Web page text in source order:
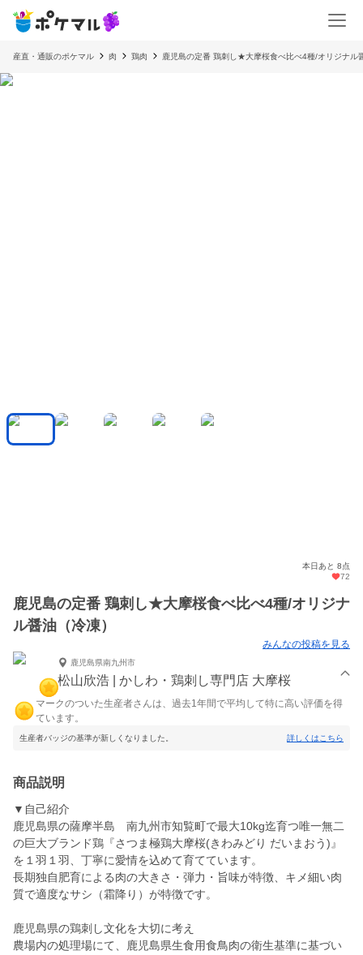
産直・通販のポケマル 肉 鶏肉 鹿児島の定番 鶏刺し★大摩桜食べ比べ4種/オリジナル
本日あと 8点
72
鹿児島の定番 鶏刺し★大摩桜食べ比べ4種/オリジナ
ル醤油（冷凍）
みんなの投稿を見る
鹿児島県南九州市
松山欣浩 | かしわ・鶏刺し専門店 大摩桜
マークのついた生産者さんは、過去1年間で平均して特に高い評価を得
ています。
生産者バッジの基準が新しくなりました。 詳しくはこちら
商品説明
▼自己紹介
鹿児島県の薩摩半島 南九州市知覧町で最大10kg迄育つ唯一無二
の巨大ブランド鶏『さつま極鶏大摩桜(きわみどり だいまおう)』
を１羽１羽、丁寧に愛情を込めて育てています。
長期独自肥育による肉の大きさ・弾力・旨味が特徴、キメ細い肉
質で適度なサシ（霜降り）が特徴です。
鹿児島県の鶏刺し文化を大切に考え
農場内の処理場にて、鹿児島県生食用食鳥肉の衛生基準に基づい